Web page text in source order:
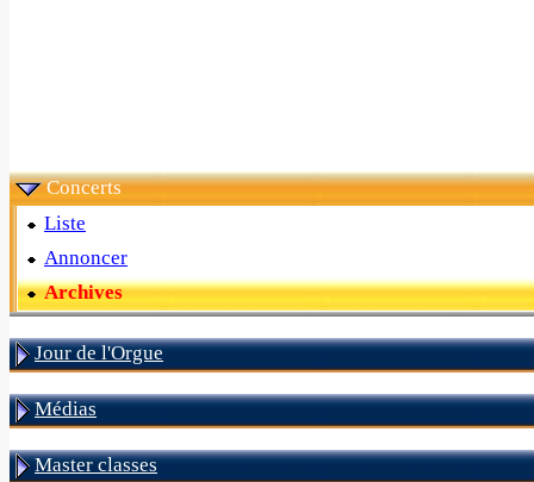
Concerts
Liste
Annoncer
Archives
Jour de l'Orgue
Médias
Master classes